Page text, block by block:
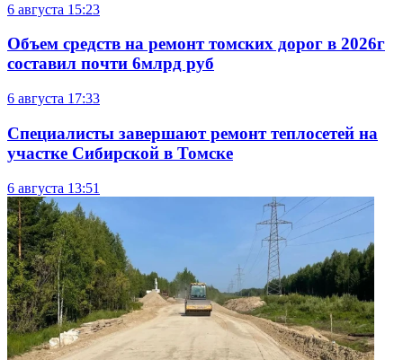
6 августа 15:23
Объем средств на ремонт томских дорог в 2026г
составил почти 6млрд руб
6 августа 17:33
Специалисты завершают ремонт теплосетей на
участке Сибирской в Томске
6 августа 13:51